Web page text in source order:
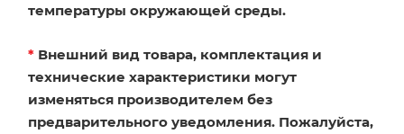
температуры окружающей среды.
* Внешний вид товара, комплектация и
технические характеристики могут
изменяться производителем без
предварительного уведомления. Пожалуйста,